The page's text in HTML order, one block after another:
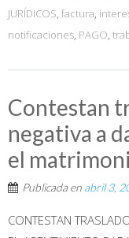
JURÍDICOS, factura,
notificaciones, PAGO,
Contestan
negativa a
el
Publicada en abril 3,
CONTESTAN